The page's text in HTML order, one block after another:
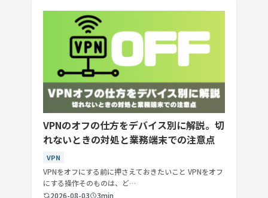
VPNのオフの仕方をデバイス別に解説。切
れないときの対処と業務端末での注意点
VPN
VPNをオフにする前に押さえておきたいこと VPNをオフ
にする操作そのものは、ど…
2026-08-03
3min